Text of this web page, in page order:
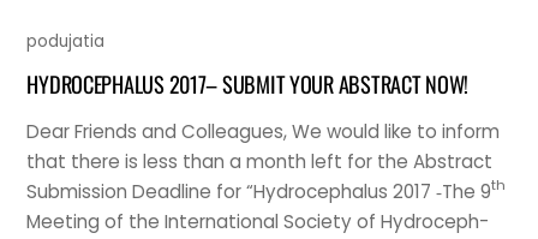
podujatia
HYDROCEPHALUS 2017– SUBMIT YOUR ABSTRACT NOW!
Dear Friends and Col­leagues, We would like to inform
that there is less than a month left for the Abstract
Sub­mis­sion Dead­line for “Hydro­ceph­alus 2017 ‑The 9th
Meet­ing of the Inter­na­tion­al Soci­ety of Hydro­ceph­